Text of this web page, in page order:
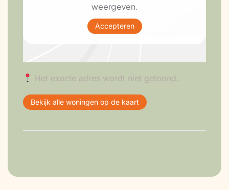
weergeven.
Accepteren
Het exacte adres wordt niet getoond.
Bekijk alle woningen op de kaart